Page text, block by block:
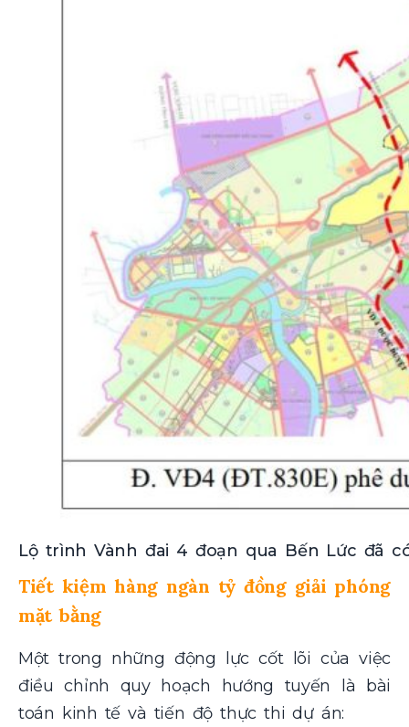
Lộ trình Vành đai 4 đoạn qua Bến Lức đã
Tiết kiệm hàng ngàn tỷ đồng giải phóng
mặt bằng
Một trong những động lực cốt lõi của việc
điều chỉnh quy hoạch hướng tuyến là bài
toán kinh tế và tiến độ thực thi dự án: